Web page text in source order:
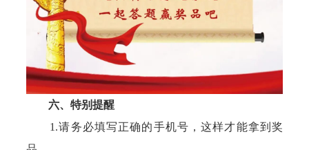
六、特别提醒
1.请务必填写正确的手机号，这样才能拿到奖